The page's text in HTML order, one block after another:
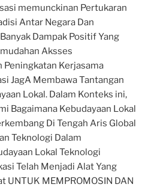
memunckinan Pertukaran
Antar Negara Dan
Dampak Positif Yang
Aksses
Kerjasama
JagA Membawa Tantangan
Lokal. Dalam Konteks ini,
Bagaimana Kebudayaan Lokal
Di Tengah Aris Global
Teknologi Dalam
Lokal Teknologi
Telah Menjadi Alat Yang
UNTUK MEMPROMOSIN DAN